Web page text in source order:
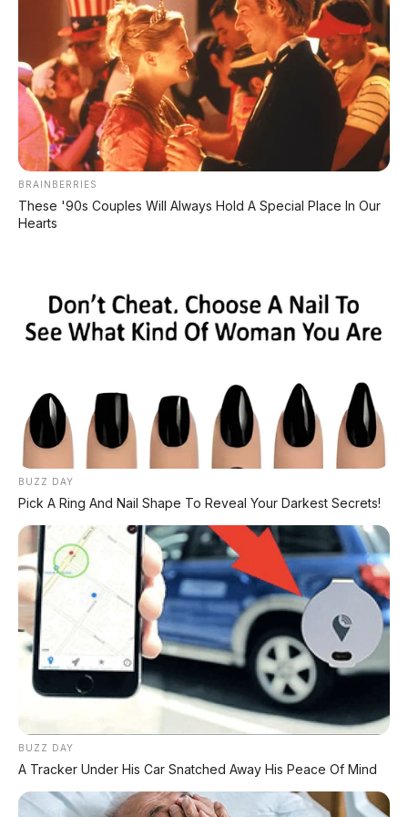
pemiliknya rela bayar
Rp1,9 juta lebih
mahal per bulanuntuk BBM, mungkin
masih. Tapi kalau tidak,siap-siap lihat
Innova Diesel mulai banyak dijual di
marketplace.
Diskusi: Menurut Kamu?
Apakah pesona Innova Diesel Matic akan
kejatuhannya?Tulis pendapat Anda di kolom
komentar! ⬇️
#InnovaDiesel #BarcodePertamina
#SolarSubsidi #BeritaOtomotif #CumiDarat
#FaktaOtomotif #TahukahKamu #GhibahOtomotif
© 2026 AP Motor - Fenomena pemblokiran barcode subsidi
Pertamina pada mobil diesel mewah seperti Toyota Innova Diesel.
Ironi kendaraan kelas menengah ke atas yang selama ini menikmati
solar subsidi, kini harus beralih ke BBM non subsidi dengan harga
3,5x lipat.
Bagikan:
BRAINBERRIES
These '90s Couples Will Always Hold A Special Place In Our
Hearts
BUZZ DAY
Pick A Ring And Nail Shape To Reveal Your Darkest Secrets!
BUZZ DAY
A Tracker Under His Car Snatched Away His Peace Of Mind